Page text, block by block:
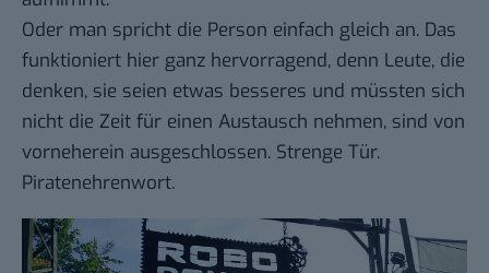
Oder man spricht die Person einfach gleich an. Das
funktioniert hier ganz hervorragend, denn Leute, die
denken, sie seien etwas besseres und müssten sich
nicht die Zeit für einen Austausch nehmen, sind von
vorneherein ausgeschlossen. Strenge Tür.
Piratenehrenwort.